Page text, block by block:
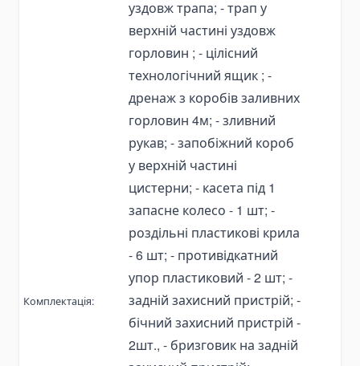
Валы отбора мощности
Масло гидравлическое
Редукторы на трактора
Запчасти гидравлики и гидрооборудование
Адаптеры гидравлические
Быстросъемные муфты
Комплектующие для коробок отбора мощности
Гидравлическое рулевое управление
Колокола для гидронасосов OMT
Комплектующие для РВД
Комплектующие для шлангов НД
Комплектація:
уздовж трапа; - трап у
верхній частині уздовж
горловин ; - цілісний
технологічний ящик ; -
дренаж з коробів заливних
горловин 4м; - зливний
рукав; - запобіжний короб
у верхній частині
цистерни; - касета під 1
запасне колесо - 1 шт; -
роздільні пластикові крила
- 6 шт; - противідкатний
упор пластиковий - 2 шт; -
задній захисний пристрій; -
бічний захисний пристрій -
2шт., - бризговик на задній